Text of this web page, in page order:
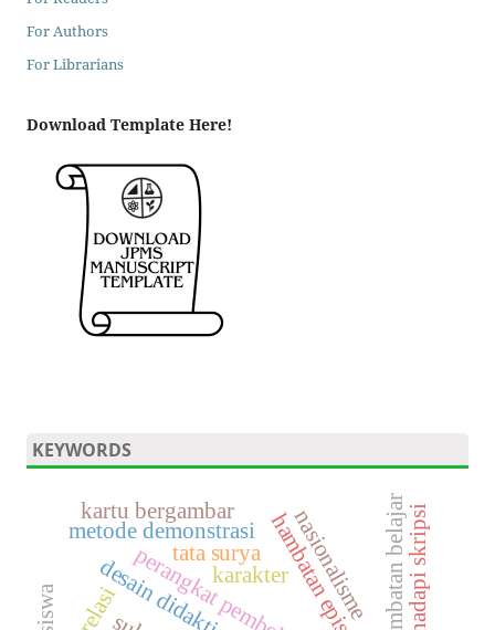
For Authors
For Librarians
Download Template Here!
KEYWORDS
metode demonstrasi
desain didaktis hambatan belajar
kartu bergambar
karakternasionalisme
tata surya